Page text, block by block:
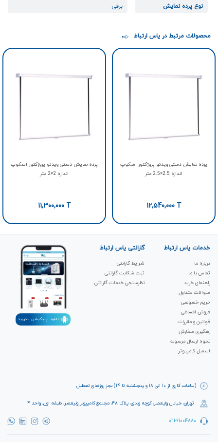
نوع پرده نمایش برقی
محصولات مرتبط در یاس ارتباط
پرده نمایش دستی ویدئو پروژکتور اسکوپ
اندازه 2.5×2.5 متر
12,540,000T
پرده نمایش دستی ویدئو پروژکتور اسکوپ
اندازه 2×2 متر
11,300,000T
(ساعات کاری از ۱۰ الی ۱۸ و پنجشنبه تا ۱۴) بجز روزهای تعطیل
تهران، خیابان ولیعصر، کوچه ولدی، پلاک ۴۸، مجتمع کامپیوتر ولیعصر، طبقه اول، واحد ۴
021-91004880
خدمات یاس ارتباط
درباره ما
تماس با ما
راهنمای خرید
سوالات متداول
حریم خصوصی
فروش اقساطی
قوانین و مقررات
رهگیری سفارش
نحوه ارسال مرسوله
اسمبل کامپیوتر
گارانتی یاس ارتباط
شرایط گارانتی
ثبت شکابت‌ گارانتی
نظرسنجی خدمات گارانتی
دانلود اپلیکیشن اندروید